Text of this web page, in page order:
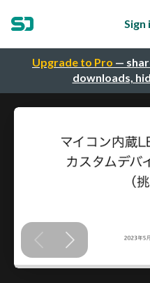
Upgrade to Pro —
downloads,
Sign